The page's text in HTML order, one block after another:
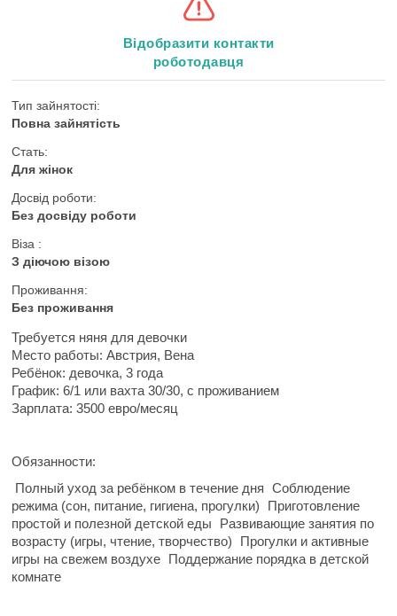
Відобразити контакти
роботодавця
Тип зайнятості:
Повна зайнятість
Стать:
Для жінок
Досвід роботи:
Без досвіду роботи
Віза :
З діючою візою
Проживання:
Без проживання
Требуется няня для девочки
Место работы: Австрия, Вена
Ребёнок: девочка, 3 года
График: 6/1 или вахта 30/30, с проживанием
Зарплата: 3500 евро/месяц
Обязанности:
Полный уход за ребёнком в течение дня Соблюдение
режима (сон, питание, гигиена, прогулки)
Приготовление
простой и полезной детской еды
Развивающие занятия по
возрасту (игры, чтение, творчество)
Прогулки и активные
игры на свежем воздухе Поддержание порядка в детской
комнате